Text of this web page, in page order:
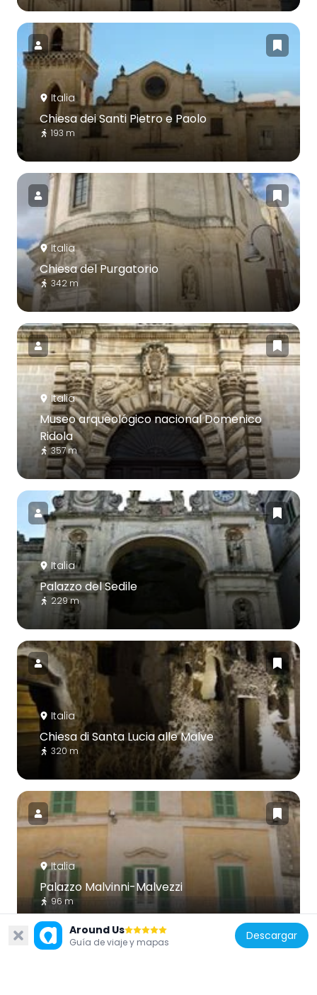
Italia
Chiesa dei Santi Pietro e Paolo
193 m
Italia
Chiesa del Purgatorio
342 m
Italia
Museo arqueológico nacional Domenico
Ridola
357 m
Italia
Palazzo del Sedile
229 m
Italia
Chiesa di Santa Lucia alle Malve
320 m
Italia
Palazzo Malvinni-Malvezzi
96 m
Around Us
Guía de viaje y mapas Descargar